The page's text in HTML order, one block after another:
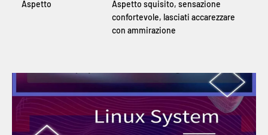
Aspetto
Aspetto squisito, sensazione
confortevole, lasciati accarezzare
con ammirazione